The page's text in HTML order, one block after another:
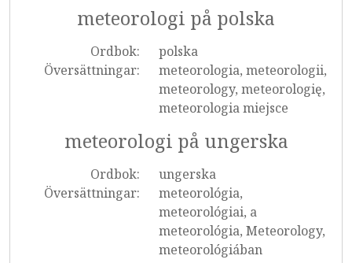
meteorologi på polska
Ordbok:
polska
Översättningar:
meteorologia, meteorologii,
meteorology, meteorologię,
meteorologia miejsce
meteorologi på ungerska
Ordbok:
ungerska
Översättningar:
meteorológia,
meteorológiai, a
meteorológia, Meteorology,
meteorológiában